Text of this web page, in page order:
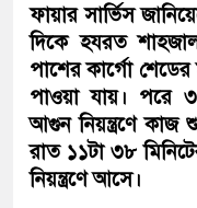
ফায়ার সার্ভিস
দিকে হযরত
পাশের কার্গো শেডের
পাওয়া যায়। পরে ৩
আগুন নিয়ন্ত্রণে কাজ
রাত ১১টা ৩৮
নিয়ন্ত্রণে আসে।